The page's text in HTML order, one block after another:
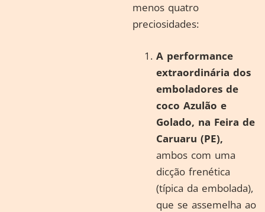
menos quatro
preciosidades:
A performance
extraordinária dos
emboladores de
coco Azulão e
Golado, na Feira de
Caruaru (PE),
ambos com uma
dicção frenética
(típica da embolada),
que se assemelha ao